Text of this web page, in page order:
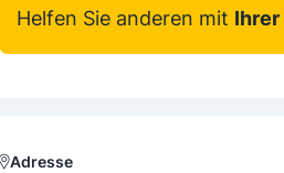
Helfen Sie anderen mit
Adresse